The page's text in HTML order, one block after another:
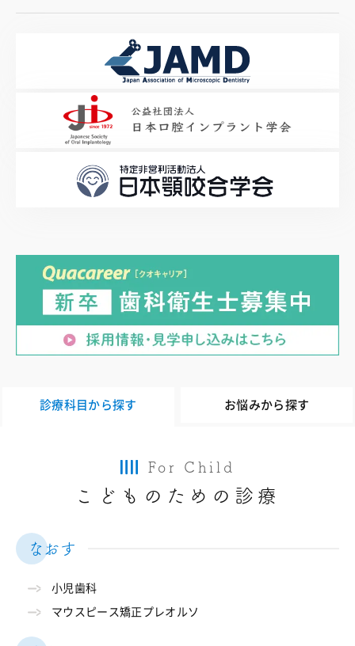
診療科目から探す お悩みから探す
For Child
こどものための診療
なおす
小児歯科
マウスピース矯正プレオルソ